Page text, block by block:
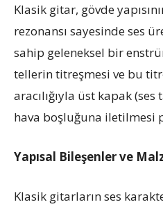
Klasik gitar, gövde
rezonansı sayesinde ses
sahip geleneksel bir
tellerin titreşmesi ve bu
aracılığıyla üst kapak
hava boşluğuna iletilmesi
Yapısal Bileşenler ve
Klasik gitarların ses